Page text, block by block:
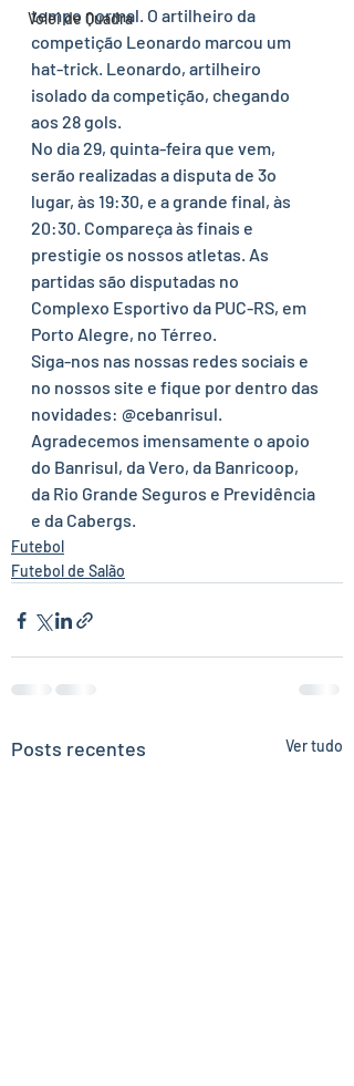
Volei de Quadra
tempo normal. O artilheiro da
competição Leonardo marcou um
hat-trick. Leonardo, artilheiro
isolado da competição, chegando
aos 28 gols.
No dia 29, quinta-feira que vem,
serão realizadas a disputa de 3o
lugar, às 19:30, e a grande final, às
20:30. Compareça às finais e
prestigie os nossos atletas. As
partidas são disputadas no
Complexo Esportivo da PUC-RS, em
Porto Alegre, no Térreo.
Siga-nos nas nossas redes sociais e
no nossos site e fique por dentro das
novidades: @cebanrisul.
Agradecemos imensamente o apoio
do Banrisul, da Vero, da Banricoop,
da Rio Grande Seguros e Previdência
e da Cabergs.
Futebol
Futebol de Salão
Posts recentes Ver tudo